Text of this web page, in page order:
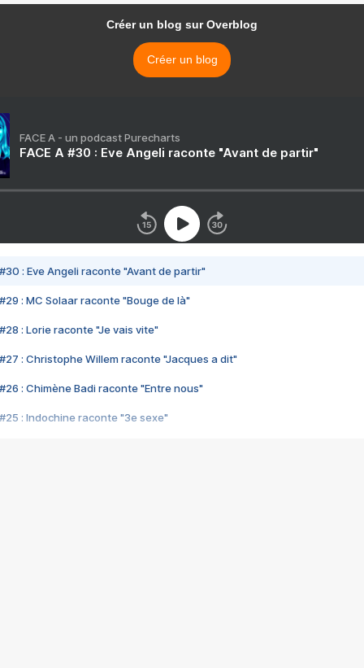
Créer un blog sur Overblog
Créer un blog
FACE A - un podcast Purecharts
FACE A #30 : Eve Angeli raconte "Avant de partir"
#30 : Eve Angeli raconte "Avant de partir"
#29 : MC Solaar raconte "Bouge de là"
#28 : Lorie raconte "Je vais vite"
#27 : Christophe Willem raconte "Jacques a dit"
#26 : Chimène Badi raconte "Entre nous"
#25 : Indochine raconte "3e sexe"